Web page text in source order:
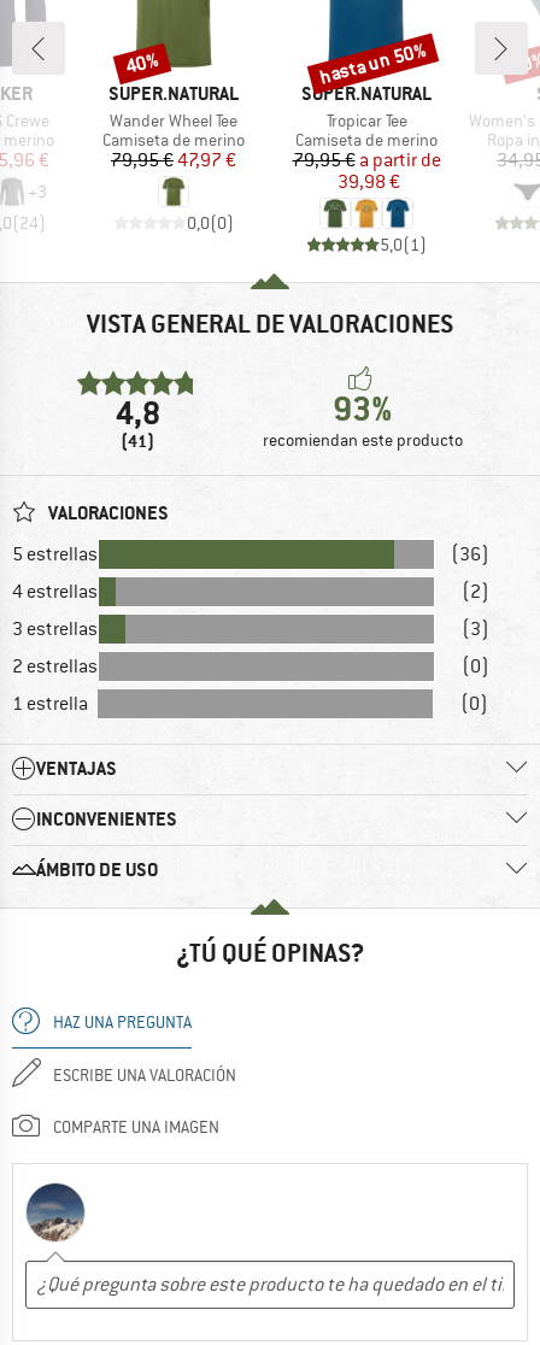
Crewe
reducido
€
+3
(24)
MARCA
SUPER.NATURAL
Artículo
Wander Wheel Tee
Product group
Camiseta de merino
Precio
79,95 €Precio reducido
47,97 €
0,0(0)
Descuento
40%
MARCA
SUPER.NATURAL
Artículo
Tropicar Tee
Product group
Camiseta de merino
Precio
79,95 € Precio reducido
a partir de
39,98 €
5,0(1)
Descuento
hasta un 50%
Artículo
Women's
Ropa
VISTA GENERAL DE VALORACIONES
4,8
(41)
93%
recomiendan este producto
VALORACIONES
5 estrellas
(36)
4 estrellas
(2)
3 estrellas
(3)
2 estrellas
(0)
1 estrella
(0)
VENTAJAS
INCONVENIENTES
ÁMBITO DE USO
¿TÚ QUÉ OPINAS?
HAZ UNA PREGUNTA
ESCRIBE UNA VALORACIÓN
COMPARTE UNA IMAGEN